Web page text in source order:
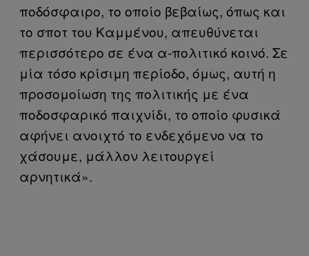
ποδόσφαιρο, το οποίο βεβαίως, όπως και
το σποτ του Καμμένου, απευθύνεται
περισσότερο σε ένα α-πολιτικό κοινό. Σε
μία τόσο κρίσιμη περίοδο, όμως, αυτή η
προσομοίωση της πολιτικής με ένα
ποδοσφαρικό παιχνίδι, το οποίο φυσικά
αφήνει ανοιχτό το ενδεχόμενο να το
χάσουμε, μάλλον λειτουργεί
αρνητικά».